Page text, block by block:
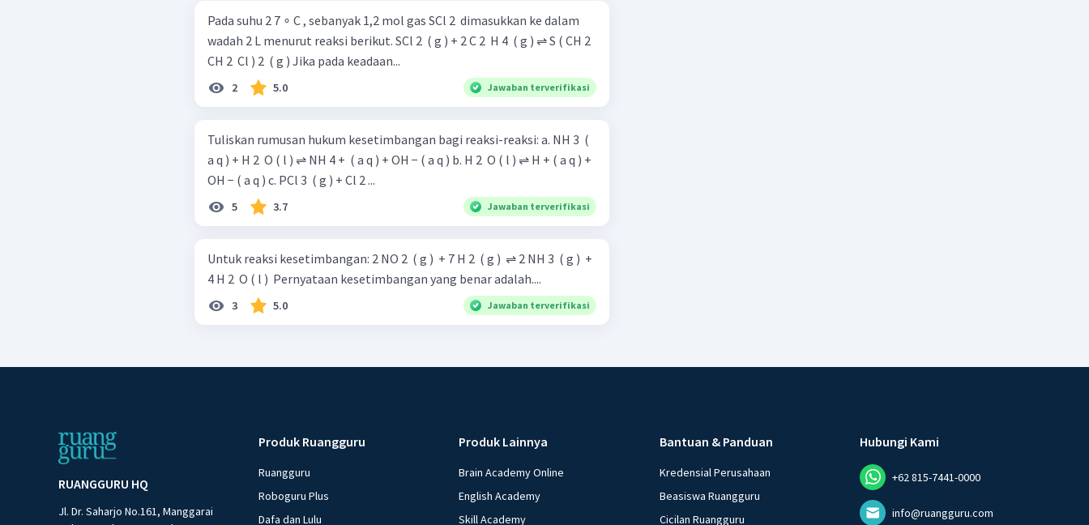
Pada suhu 2 7 ∘ C , sebanyak 1,2 mol gas SCl 2 ​ dimasukkan ke dalam
wadah 2 L menurut reaksi berikut. SCl 2 ​ ( g ) + 2 C 2 ​ H 4 ​ ( g ) ⇌ S ( CH 2 ​
CH 2 ​ Cl ) 2 ​ ( g ) Jika pada keadaan...
2 5.0 Jawaban terverifikasi
Tuliskan rumusan hukum kesetimbangan bagi reaksi-reaksi: a. NH 3 ​ (
a q ) + H 2 ​ O ( l ) ⇌ NH 4 + ​ ( a q ) + OH − ( a q ) b. H 2 ​ O ( l ) ⇌ H + ( a q ) +
OH − ( a q ) c. PCl 3 ​ ( g ) + Cl 2 ...
5 3.7 Jawaban terverifikasi
Untuk reaksi kesetimbangan: 2 NO 2 ​ ( g ) ​ + 7 H 2 ​ ( g ) ​ ⇌ 2 NH 3 ​ ( g ) ​ +
4 H 2 ​ O ( l ) ​ Pernyataan kesetimbangan yang benar adalah....
3 5.0 Jawaban terverifikasi
RUANGGURU HQ
Jl. Dr. Saharjo No.161, Manggarai
Produk Ruangguru
Ruangguru
Roboguru Plus
Dafa dan Lulu
Produk Lainnya
Brain Academy Online
English Academy
Skill Academy
Bantuan & Panduan
Kredensial Perusahaan
Beasiswa Ruangguru
Cicilan Ruangguru
Hubungi Kami
+62 815-7441-0000
info@ruangguru.com